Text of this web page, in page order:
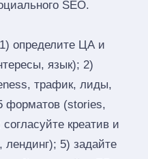
SEO.
определите ЦА и
язык); 2)
трафик, лиды,
форматов (stories,
креатив и
5) задайте